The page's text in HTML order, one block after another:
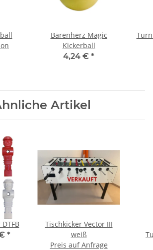
Bärenherz Magic
Kickerball
4,24 € *
Artikel
*
Tischkicker Vector III
weiß
Preis auf Anfrage